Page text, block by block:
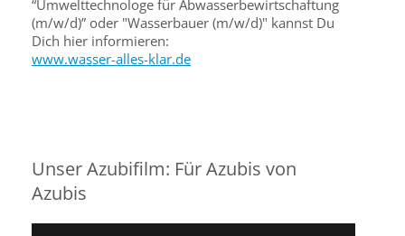
“Umwelttechnologe für Abwasserbewirtschaftung
(m/w/d)” oder "Wasserbauer (m/w/d)" kannst Du
Dich hier informieren:
www.wasser-alles-klar.de
Unser Azubifilm: Für Azubis von
Azubis